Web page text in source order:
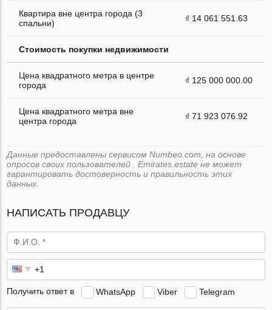
Квартира вне центра города (3
спальни)
₫ 14 061 551.63
Стоимость покупки недвижимости
Цена квадратного метра в центре
города
₫ 125 000 000.00
Цена квадратного метра вне
центра города
₫ 71 923 076.92
Данные предоставлены сервисом Numbeo.com, на основе
опросов своих пользователей . Emirates.estate не может
гарантировать достоверность и правильность этих
данных.
НАПИСАТЬ ПРОДАВЦУ
Получить ответ в WhatsApp Viber Telegram